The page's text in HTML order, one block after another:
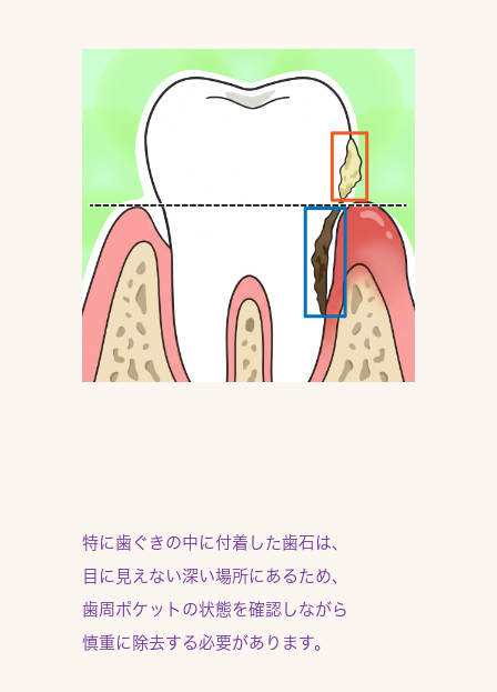
特に歯ぐきの中に付着した歯石は、
目に見えない深い場所にあるため、
歯周ポケットの状態を確認しながら
慎重に除去する必要があります。